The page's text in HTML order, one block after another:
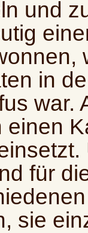
und
in
war.
einen
für
sie